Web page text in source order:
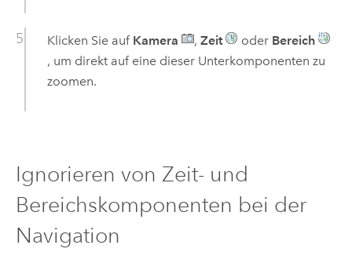
Klicken Sie auf Kamera , Zeit oder Bereich
, um direkt auf eine dieser Unterkomponenten zu
zoomen.
Ignorieren von Zeit- und
Bereichskomponenten bei der
Navigation